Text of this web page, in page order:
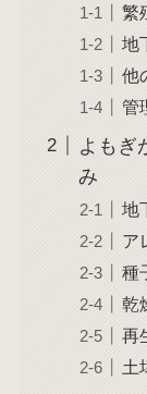
繁
地
他
管
よもぎ
み
地
ア
種
乾
再
土